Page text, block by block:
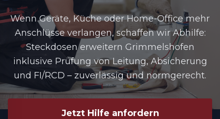
Wenn Geräte, Küche oder Home-Office mehr
Anschlüsse verlangen, schaffen wir Abhilfe:
Steckdosen erweitern Grimmelshofen
inklusive Prüfung von Leitung, Absicherung
und FI/RCD – zuverlässig und normgerecht.
Jetzt Hilfe anfordern